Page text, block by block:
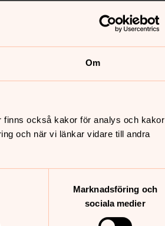
Om
finns också kakor för analys och kakor
och när vi länkar vidare till andra
Marknadsföring och
sociala medier
lördag
8